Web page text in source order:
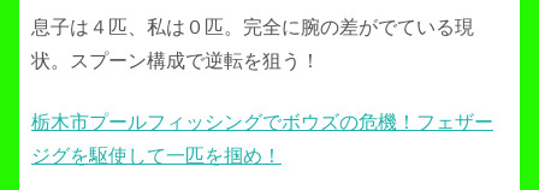
息子は４匹、私は０匹。完全に腕の差がでている現
状。スプーン構成で逆転を狙う！
栃木市プールフィッシングでボウズの危機！フェザー
ジグを駆使して一匹を掴め！